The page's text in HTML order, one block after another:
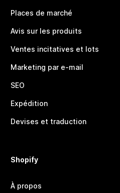
Places de marché
Avis sur les produits
Ventes incitatives et lots
Marketing par e-mail
SEO
Expédition
Devises et traduction
Shopify
À propos